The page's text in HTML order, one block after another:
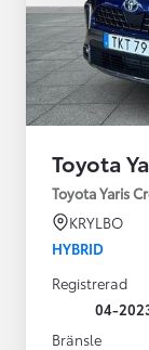
Toyota
Toyota Yaris
KRYLBO
HYBRID
Registrerad
04-
Bränsle